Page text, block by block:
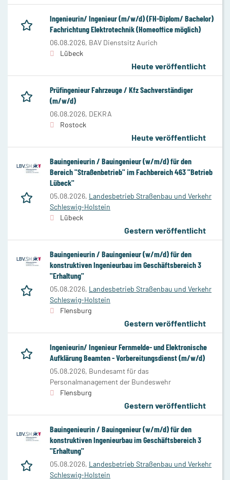
Ingenieurin/ Ingenieur (m/w/d) (FH-Diplom/ Bachelor)
Fachrichtung Elektrotechnik (Homeoffice möglich)
06.08.2026, BAV Dienstsitz Aurich
Lübeck
Heute veröffentlicht
Prüfingenieur Fahrzeuge / Kfz Sachverständiger
(m/w/d)
06.08.2026, DEKRA
Rostock
Heute veröffentlicht
Bauingenieurin / Bauingenieur (w/m/d) für den
Bereich "Straßenbetrieb" im Fachbereich 463 "Betrieb
Lübeck"
05.08.2026, Landesbetrieb Straßenbau und Verkehr
Schleswig-Holstein
Lübeck
Gestern veröffentlicht
Bauingenieurin / Bauingenieur (w/m/d) für den
konstruktiven Ingenieurbau im Geschäftsbereich 3
"Erhaltung"
05.08.2026, Landesbetrieb Straßenbau und Verkehr
Schleswig-Holstein
Flensburg
Gestern veröffentlicht
Ingenieurin/ Ingenieur Fernmelde- und Elektronische
Aufklärung Beamten - Vorbereitungsdienst (m/w/d)
05.08.2026, Bundesamt für das
Personalmanagement der Bundeswehr
Flensburg
Gestern veröffentlicht
Bauingenieurin / Bauingenieur (w/m/d) für den
konstruktiven Ingenieurbau im Geschäftsbereich 3
"Erhaltung"
05.08.2026, Landesbetrieb Straßenbau und Verkehr
Schleswig-Holstein